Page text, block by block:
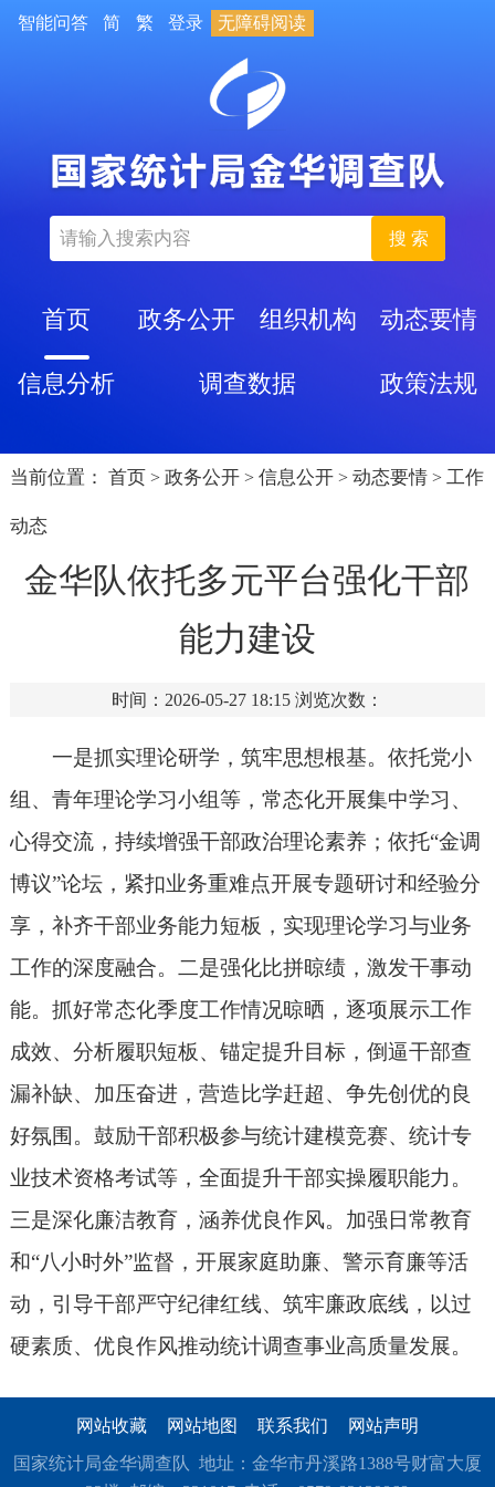
智能问答 简 繁 登录 无障碍阅读
搜 索
首页 政务公开 组织机构 动态要情
信息分析 调查数据 政策法规
当前位置： 首页 > 政务公开 > 信息公开 > 动态要情 > 工作
动态
金华队依托多元平台强化干部
能力建设
时间：2026-05-27 18:15 浏览次数：
一是抓实理论研学，筑牢思想根基。依托党小
组、青年理论学习小组等，常态化开展集中学习、
心得交流，持续增强干部政治理论素养；依托“金调
博议”论坛，紧扣业务重难点开展专题研讨和经验分
享，补齐干部业务能力短板，实现理论学习与业务
工作的深度融合。二是强化比拼晾绩，激发干事动
能。抓好常态化季度工作情况晾晒，逐项展示工作
成效、分析履职短板、锚定提升目标，倒逼干部查
漏补缺、加压奋进，营造比学赶超、争先创优的良
好氛围。鼓励干部积极参与统计建模竞赛、统计专
业技术资格考试等，全面提升干部实操履职能力。
三是深化廉洁教育，涵养优良作风。加强日常教育
和“八小时外”监督，开展家庭助廉、警示育廉等活
动，引导干部严守纪律红线、筑牢廉政底线，以过
硬素质、优良作风推动统计调查事业高质量发展。
网站收藏 网站地图 联系我们 网站声明
国家统计局金华调查队 地址：金华市丹溪路1388号财富大厦